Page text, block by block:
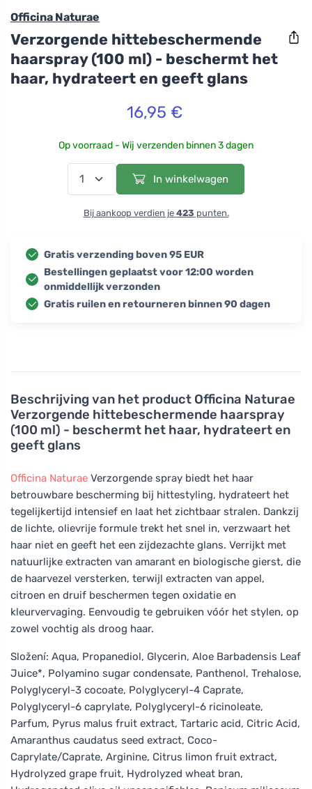
Beschrijving van het product Officina Naturae
Verzorgende hittebeschermende haarspray
(100 ml) - beschermt het haar, hydrateert en
geeft glans
Officina Naturae Verzorgende spray biedt het haar
betrouwbare bescherming bij hittestyling, hydrateert het
tegelijkertijd intensief en laat het zichtbaar stralen. Dankzij
de lichte, olievrije formule trekt het snel in, verzwaart het
haar niet en geeft het een zijdezachte glans. Verrijkt met
natuurlijke extracten van amarant en biologische gierst, die
de haarvezel versterken, terwijl extracten van appel,
citroen en druif beschermen tegen oxidatie en
kleurvervaging. Eenvoudig te gebruiken vóór het stylen, op
zowel vochtig als droog haar.
Složení: Aqua, Propanediol, Glycerin, Aloe Barbadensis Leaf
Juice*, Polyamino sugar condensate, Panthenol, Trehalose,
Polyglyceryl-3 cocoate, Polyglyceryl-4 Caprate,
Polyglyceryl-6 caprylate, Polyglyceryl-6 ricinoleate,
Parfum, Pyrus malus fruit extract, Tartaric acid, Citric Acid,
Amaranthus caudatus seed extract, Coco-
Caprylate/Caprate, Arginine, Citrus limon fruit extract,
Hydrolyzed grape fruit, Hydrolyzed wheat bran,
Officina Naturae
Verzorgende hittebeschermende
haarspray (100 ml) - beschermt het
haar, hydrateert en geeft glans
16,95 €
Op voorraad - Wij verzenden binnen 3 dagen
In winkelwagen
Bij aankoop verdien je 423 punten.
Gratis verzending boven 95 EUR
Bestellingen geplaatst voor 12:00 worden
onmiddellijk verzonden
Gratis ruilen en retourneren binnen 90 dagen